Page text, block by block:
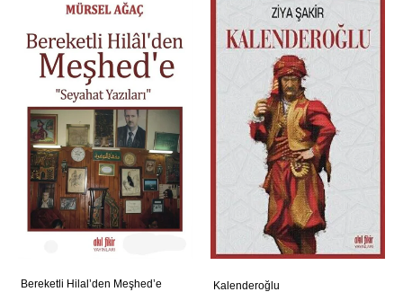
Bereketli Hilal’den Meşhed’e
Kalenderoğlu